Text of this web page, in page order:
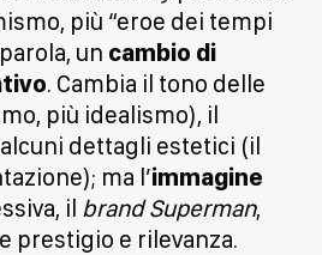
più “eroe dei tempi
un cambio di
. Cambia il tono delle
più idealismo), il
dettagli estetici (il
ma l’immagine
il brand Superman,
prestigio e rilevanza.